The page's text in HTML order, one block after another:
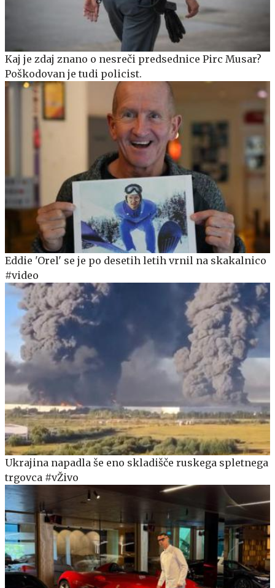
Kaj je zdaj znano o nesreči predsednice Pirc Musar?
Poškodovan je tudi policist.
Eddie 'Orel' se je po desetih letih vrnil na skakalnico
#video
Ukrajina napadla še eno skladišče ruskega spletnega
trgovca #vŽivo